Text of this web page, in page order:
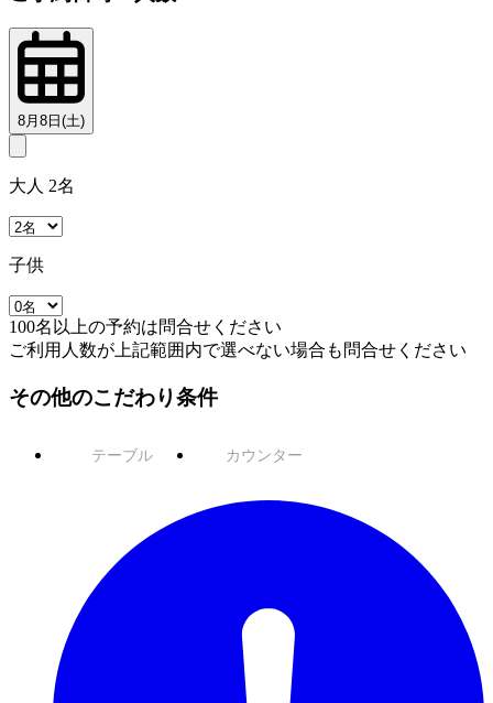
8月8日(土)
大人 2名
子供
100名以上の予約は問合せください
ご利用人数が上記範囲内で選べない場合も問合せください
その他のこだわり条件
テーブル カウンター